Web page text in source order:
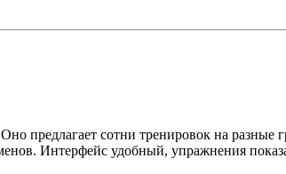
предлагает сотни тренировок на
Интерфейс удобный, упражнения